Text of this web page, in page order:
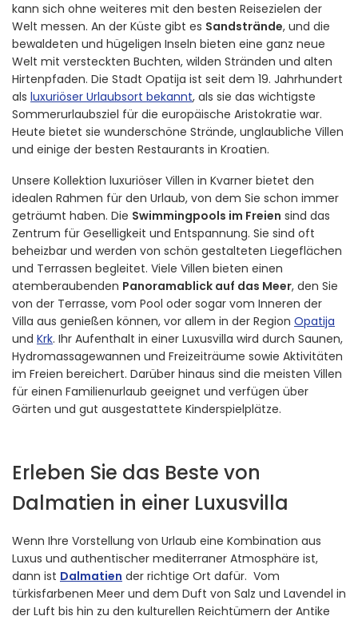
kann sich ohne weiteres mit den besten Reisezielen der
Welt messen. An der Küste gibt es Sandstrände, und die
bewaldeten und hügeligen Inseln bieten eine ganz neue
Welt mit versteckten Buchten, wilden Stränden und alten
Hirtenpfaden. Die Stadt Opatija ist seit dem 19. Jahrhundert
als luxuriöser Urlaubsort bekannt, als sie das wichtigste
Sommerurlaubsziel für die europäische Aristokratie war.
Heute bietet sie wunderschöne Strände, unglaubliche Villen
und einige der besten Restaurants in Kroatien.
Unsere Kollektion luxuriöser Villen in Kvarner bietet den
idealen Rahmen für den Urlaub, von dem Sie schon immer
geträumt haben. Die Swimmingpools im Freien sind das
Zentrum für Geselligkeit und Entspannung. Sie sind oft
beheizbar und werden von schön gestalteten Liegeflächen
und Terrassen begleitet. Viele Villen bieten einen
atemberaubenden Panoramablick auf das Meer, den Sie
von der Terrasse, vom Pool oder sogar vom Inneren der
Villa aus genießen können, vor allem in der Region Opatija
und Krk. Ihr Aufenthalt in einer Luxusvilla wird durch Saunen,
Hydromassagewannen und Freizeiträume sowie Aktivitäten
im Freien bereichert. Darüber hinaus sind die meisten Villen
für einen Familienurlaub geeignet und verfügen über
Gärten und gut ausgestattete Kinderspielplätze.
Erleben Sie das Beste von
Dalmatien in einer Luxusvilla
Wenn Ihre Vorstellung von Urlaub eine Kombination aus
Luxus und authentischer mediterraner Atmosphäre ist,
dann ist Dalmatien der richtige Ort dafür. Vom
türkisfarbenen Meer und dem Duft von Salz und Lavendel in
der Luft bis hin zu den kulturellen Reichtümern der Antike